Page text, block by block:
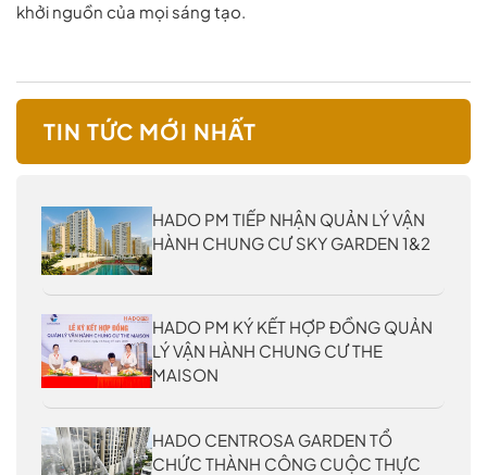
khởi nguồn của mọi sáng tạo.
TIN TỨC MỚI NHẤT
HADO PM TIẾP NHẬN QUẢN LÝ VẬN
HÀNH CHUNG CƯ SKY GARDEN 1&2
HADO PM KÝ KẾT HỢP ĐỒNG QUẢN
LÝ VẬN HÀNH CHUNG CƯ THE
MAISON
HADO CENTROSA GARDEN TỔ
CHỨC THÀNH CÔNG CUỘC THỰC